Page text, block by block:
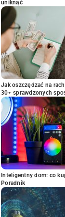
uniknąć
Jak oszczędzać na
30+ sprawdzonych
Inteligentny dom: co
Poradnik